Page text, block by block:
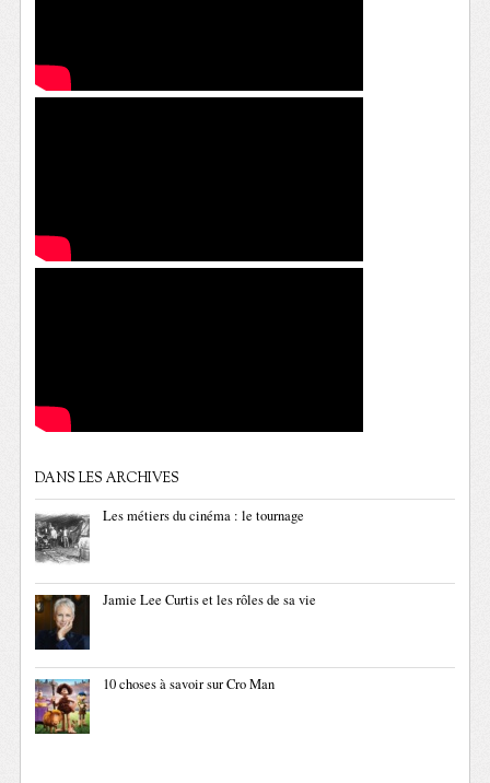
DANS LES ARCHIVES
Les métiers du cinéma : le tournage
Jamie Lee Curtis et les rôles de sa vie
10 choses à savoir sur Cro Man